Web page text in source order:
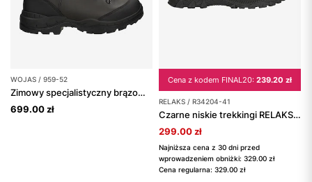
WOJAS / 959-52
Zimowy specjalistyczny brązowy trzewiki nad kostkę
699.00 zł
Cena z kodem FINAL20: 239.20 zł
RELAKS / R34204-41
Czarne niskie trekkingi RELAKS z membraną nano-TEX™
299.00 zł
Najniższa cena z 30 dni przed
wprowadzeniem obniżki: 329.00 zł
Cena regularna: 329.00 zł